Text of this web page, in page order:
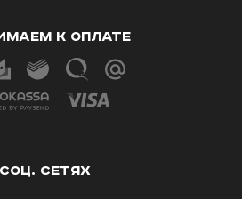
К ОПЛАТЕ
СЕТЯХ